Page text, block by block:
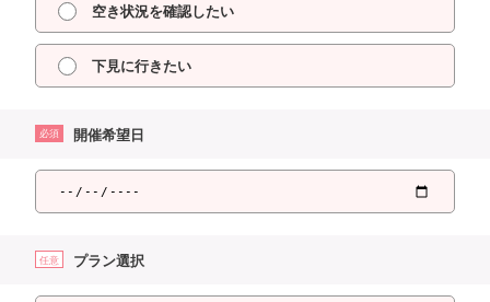
空き状況を確認したい
下見に行きたい
必須 開催希望日
任意 プラン選択